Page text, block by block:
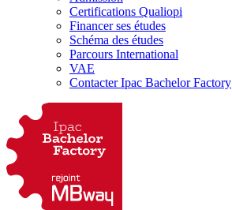
Certifications Qualiopi
Financer ses études
Schéma des études
Parcours International
VAE
Contacter Ipac Bachelor Factory